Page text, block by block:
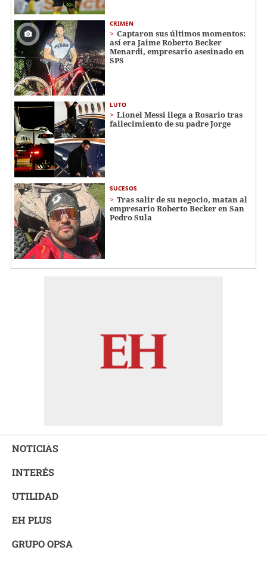
CRIMEN
Captaron sus últimos momentos:
así era Jaime Roberto Becker
Menardi​​​, empresario asesinado en
SPS
LUTO
Lionel Messi llega a Rosario tras
fallecimiento de su padre Jorge
SUCESOS
Tras salir de su negocio, matan al
empresario Roberto Becker en San
Pedro Sula
NOTICIAS
INTERÉS
UTILIDAD
EH PLUS
GRUPO OPSA